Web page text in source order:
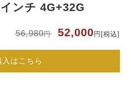
ンチ 4G+32G
56,980円
元
の
格
円
52,000 円
現
在
価
[税込]
入はこちら